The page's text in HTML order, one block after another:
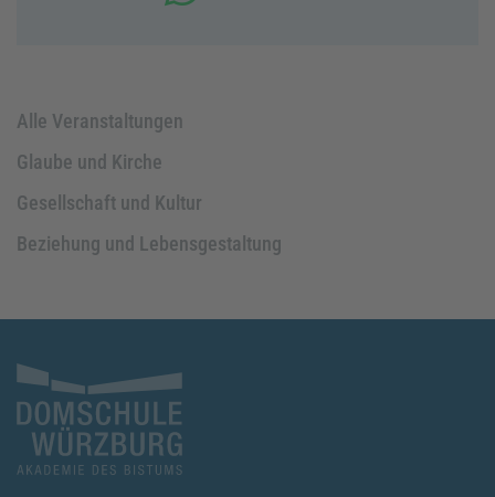
Alle Veranstaltungen
Glaube und Kirche
Gesellschaft und Kultur
Beziehung und Lebensgestaltung